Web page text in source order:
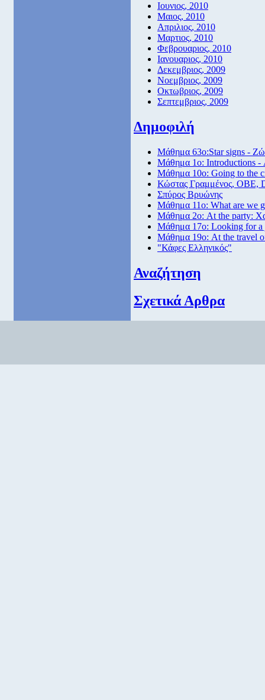
Ιουνιος, 2010
Μαιος, 2010
Απριλιος, 2010
Μαρτιος, 2010
Φεβρουαριος, 2010
Ιανουαριος, 2010
Δεκεμβριος, 2009
Νοεμβριος, 2009
Οκτωβριος, 2009
Σεπτεμβριος, 2009
Δημοφιλή
Μάθημα 63ο:Star signs -
Μάθημα 1ο: Introductions -
Μάθημα 10ο: Going to the
Κώστας Γραμμένος, ΟΒΕ,
Σπύρος Βρυώνης
Μάθημα 11ο: What are we
Μάθημα 2ο: At the party:
Μάθημα 17ο: Looking for a
Μάθημα 19ο: At the travel
"Κάφες Ελληνικός"
Αναζήτηση
Σχετικά Αρθρα